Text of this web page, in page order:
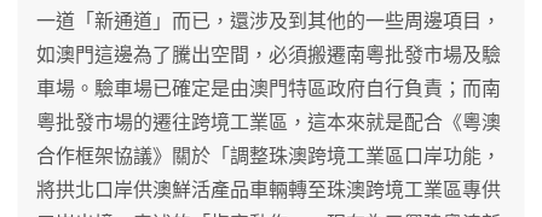
一道「新通道」而已，還涉及到其他的一些周邊項目，
如澳門這邊為了騰出空間，必須搬遷南粵批發市場及驗
車場。驗車場已確定是由澳門特區政府自行負責；而南
粵批發市場的遷往跨境工業區，這本來就是配合《粵澳
合作框架協議》關於「調整珠澳跨境工業區口岸功能，
將拱北口岸供澳鮮活產品車輛轉至珠澳跨境工業區專供